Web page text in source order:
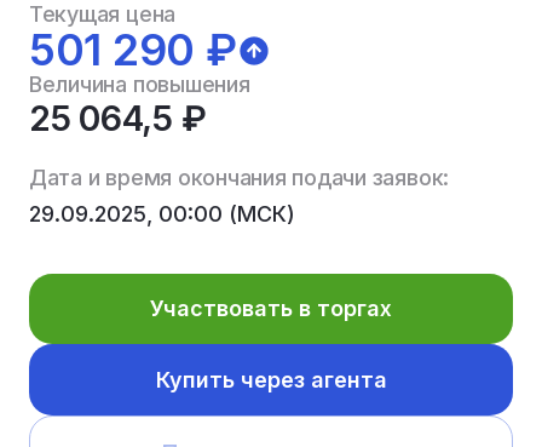
Текущая цена
501 290 ₽
Величина повышения
25 064,5 ₽
Дата и время окончания подачи заявок:
29.09.2025, 00:00 (МСК)
Участвовать в торгах
Купить через агента